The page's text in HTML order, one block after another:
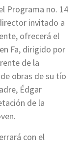
Programa no. 14
invitado a
ofrecerá el
Fa, dirigido por
de la
obras de su tío
Édgar
de la
con el